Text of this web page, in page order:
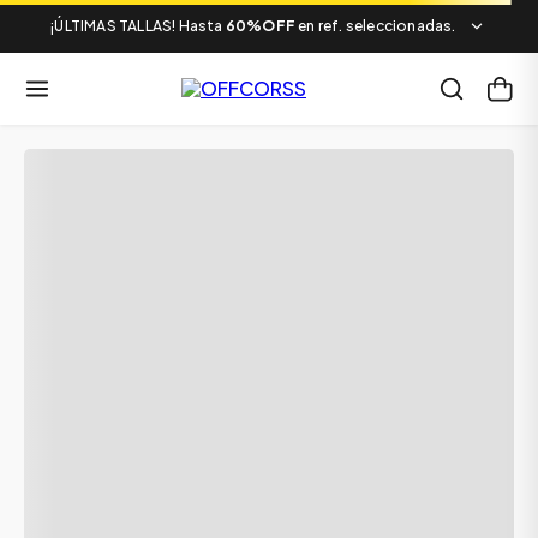
¡ÚLTIMAS TALLAS! Hasta 60%OFF en ref. seleccionadas.